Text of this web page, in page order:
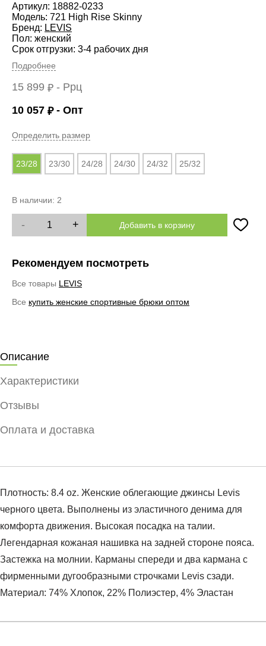
Артикул: 18882-0233
Модель: 721 High Rise Skinny
Бренд: LEVIS
Пол: женский
Срок отгрузки: 3-4 рабочих дня
Подробнее
15 899 ₽ - Ррц
10 057 ₽- Опт
Определить размер
23/28 23/30 24/28 24/30 24/32 25/32
В наличии: 2
- + Добавить в корзину
Рекомендуем посмотреть
Все товары LEVIS
Все купить женские спортивные брюки оптом
Описание
Характеристики
Отзывы
Оплата и доставка
Плотность: 8.4 oz. Женские облегающие джинсы Levis
черного цвета. Выполнены из эластичного денима для
комфорта движения. Высокая посадка на талии.
Легендарная кожаная нашивка на задней стороне пояса.
Застежка на молнии. Карманы спереди и два кармана с
фирменными дугообразными строчками Levis сзади.
Материал: 74% Хлопок, 22% Полиэстер, 4% Эластан
Артикул:18882-0233
Условия оплаты